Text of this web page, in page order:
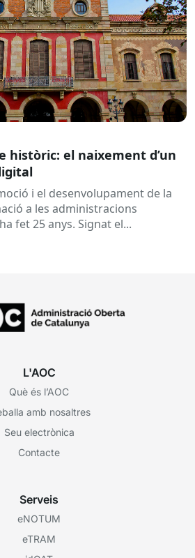
històric: el naixement d’un
i el desenvolupament de la
a les administracions
fet 25 anys. Signat el...
L'AOC
Què és l’AOC
amb nosaltres
Seu electrònica
Contacte
Serveis
eNOTUM
eTRAM